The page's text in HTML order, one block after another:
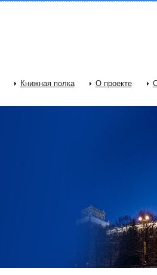
Книжная полка О проекте